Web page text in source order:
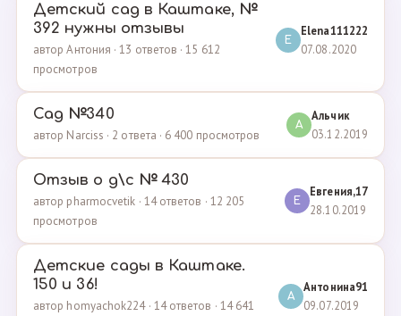
Детский сад в Каштаке, №
392 нужны отзывы
автор Антония · 13 ответов · 15 612
просмотров
E
Elena111222
07.08.2020
Сад №340
автор Narciss · 2 ответа · 6 400 просмотров
А
Альчик
03.12.2019
Отзыв о д\с № 430
автор pharmocvetik · 14 ответов · 12 205
просмотров
Е
Евгения,17
28.10.2019
Детские сады в Каштаке.
150 и 36!
автор homyachok224 · 14 ответов · 14 641
А
Антонина91
09.07.2019